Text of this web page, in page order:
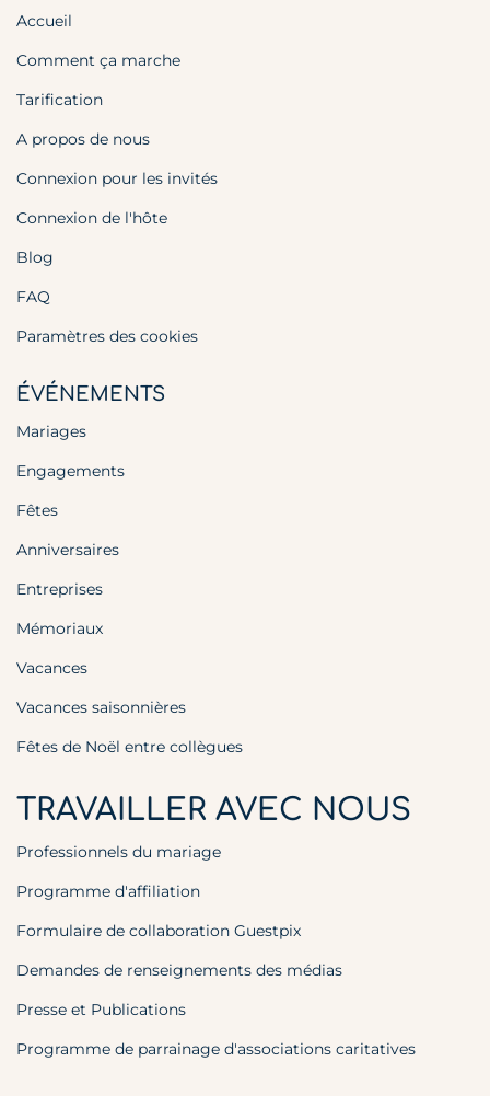
Accueil
Comment ça marche
Tarification
A propos de nous
Connexion pour les invités
Connexion de l'hôte
Blog
FAQ
Paramètres des cookies
ÉVÉNEMENTS
Mariages
Engagements
Fêtes
Anniversaires
Entreprises
Mémoriaux
Vacances
Vacances saisonnières
Fêtes de Noël entre collègues
TRAVAILLER AVEC NOUS
Professionnels du mariage
Programme d'affiliation
Formulaire de collaboration Guestpix
Demandes de renseignements des médias
Presse et Publications
Programme de parrainage d'associations caritatives